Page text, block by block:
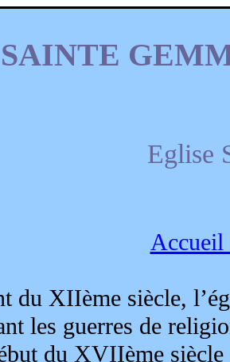
SAINTE
Eglise
Accueil
du XIIème siècle,
les guerres de
du XVIIème siècle